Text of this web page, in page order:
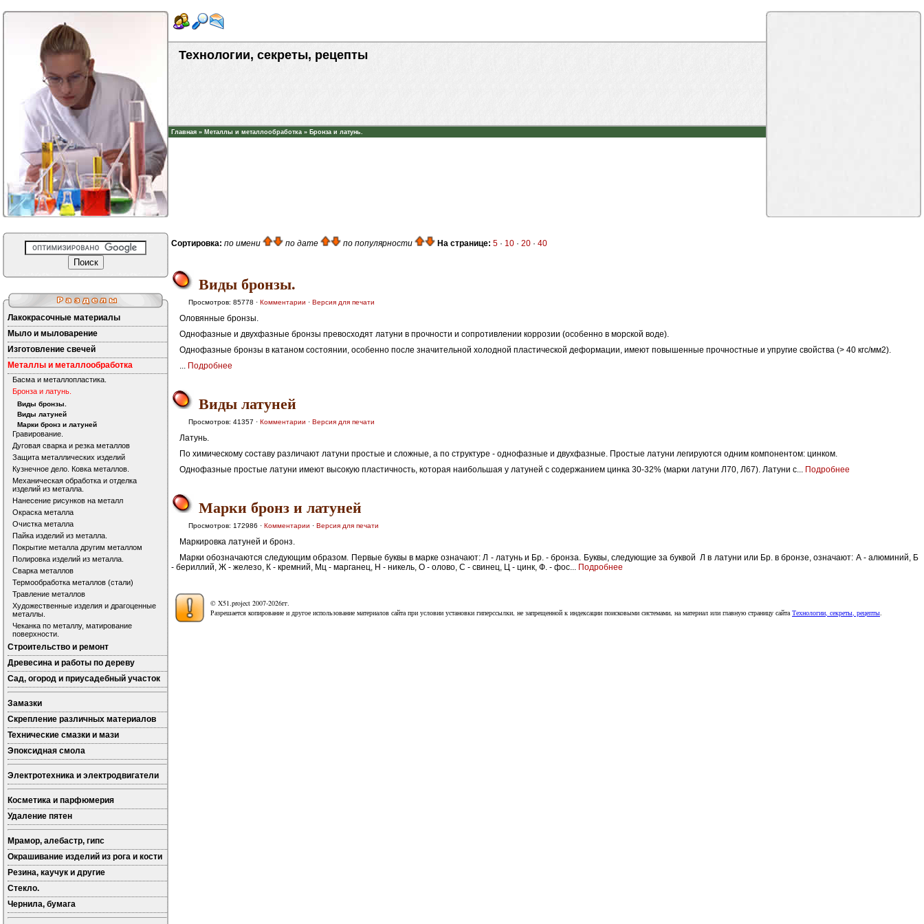
Технологии, секреты, рецепты
Главная » Металлы и металлообработка » Бронза и латунь.
Лакокрасочные материалы
Мыло и мыловарение
Изготовление свечей
Металлы и металлообработка
Басма и металлопластика.
Бронза и латунь.
Виды бронзы.
Виды латуней
Марки бронз и латуней
Гравирование.
Дуговая сварка и резка металлов
Защита металлических изделий
Кузнечное дело. Ковка металлов.
Механическая обработка и отделка
изделий из металла.
Нанесение рисунков на металл
Окраска металла
Очистка металла
Пайка изделий из металла.
Покрытие металла другим металлом
Полировка изделий из металла.
Сварка металлов
Термообработка металлов (стали)
Травление металлов
Художественные изделия и драгоценные
металлы.
Чеканка по металлу, матирование
поверхности.
Строительство и ремонт
Древесина и работы по дереву
Сад, огород и приусадебный участок
Замазки
Скрепление различных материалов
Технические смазки и мази
Эпоксидная смола
Электротехника и электродвигатели
Косметика и парфюмерия
Удаление пятен
Мрамор, алебастр, гипс
Окрашивание изделий из рога и кости
Резина, каучук и другие
Стекло.
Чернила, бумага
Сортировка: по имени по дате по популярности На странице: 5 · 10 · 20 · 40
Виды бронзы.
Просмотров: 85778 · Комментарии · Версия для печати
Оловянные бронзы.
Однофазные и двухфазные бронзы превосходят латуни в прочности и сопротивлении коррозии (особенно в морской воде).
Однофазные бронзы в катаном состоянии, особенно после значительной холодной пластической деформации, имеют повышенные прочностные и упругие свойства (> 40 кгс/мм2).
... Подробнее
Виды латуней
Просмотров: 41357 · Комментарии · Версия для печати
Латунь.
По химическому составу различают латуни простые и сложные, а по структуре - однофазные и двухфазные. Простые латуни легируются одним компонентом: цинком.
Однофазные простые латуни имеют высокую пластичность, которая наибольшая у латуней с содержанием цинка 30-32% (марки латуни Л70, Л67). Латуни с... Подробнее
Марки бронз и латуней
Просмотров: 172986 · Комментарии · Версия для печати
Маркировка латуней и бронз.
Марки обозначаются следующим образом. Первые буквы в марке означают: Л - латунь и Бр. - бронза. Буквы, следующие за буквой Л в латуни или Бр. в бронзе, означают: А - алюминий, Б
- бериллий, Ж - железо, К - кремний, Мц - марганец, Н - никель, О - олово, С - свинец, Ц - цинк, Ф. - фос... Подробнее
© X51.project 2007-2026гг.
Разрешается копирование и другое использование материалов сайта при условии установки гиперссылки, не запрещенной к индексации поисковыми системами, на материал или главную страницу сайтаТехнологии, секреты, рецепты.